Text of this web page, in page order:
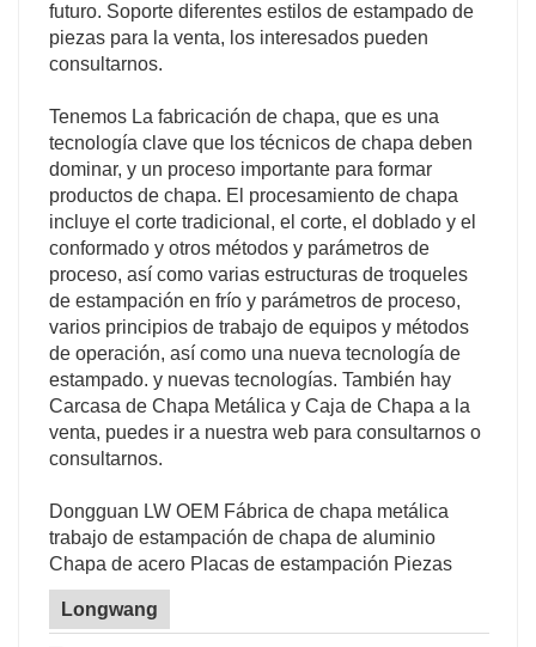
futuro. Soporte diferentes estilos de estampado de
piezas para la venta, los interesados pueden
consultarnos.
Tenemos La fabricación de chapa, que es una
tecnología clave que los técnicos de chapa deben
dominar, y un proceso importante para formar
productos de chapa. El procesamiento de chapa
incluye el corte tradicional, el corte, el doblado y el
conformado y otros métodos y parámetros de
proceso, así como varias estructuras de troqueles
de estampación en frío y parámetros de proceso,
varios principios de trabajo de equipos y métodos
de operación, así como una nueva tecnología de
estampado. y nuevas tecnologías. También hay
Carcasa de Chapa Metálica y Caja de Chapa a la
venta, puedes ir a nuestra web para consultarnos o
consultarnos.
Dongguan LW OEM Fábrica de chapa metálica
trabajo de estampación de chapa de aluminio
Chapa de acero Placas de estampación Piezas
Longwang